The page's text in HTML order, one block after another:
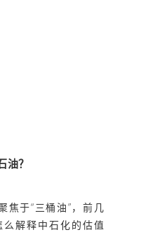
油？
焦于“三桶油”，前几
么解释中石化的估值